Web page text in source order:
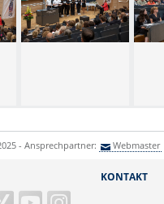
- Ansprechpartner: Webmaster
KONTAKT